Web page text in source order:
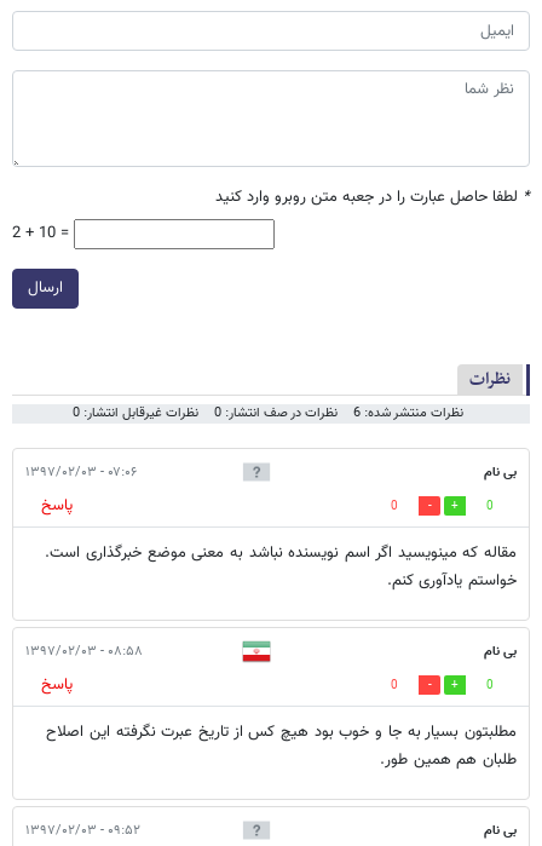
* لطفا حاصل عبارت را در جعبه متن روبرو وارد کنید
2 + 10 =
ارسال
نظرات
نظرات منتشر شده: 6 نظرات در صف انتشار: 0 نظرات غیرقابل انتشار: 0
بی نام ۰۷:۰۶ - ۱۳۹۷/۰۲/۰۳
0
0
پاسخ
مقاله که مینویسید اگر اسم نویسنده نباشد به معنی موضع خبرگذاری است.
خواستم یادآوری کنم.
بی نام ۰۸:۵۸ - ۱۳۹۷/۰۲/۰۳
0
0
پاسخ
مطلبتون بسيار به جا و خوب بود هيچ كس از تاريخ عبرت نگرفته اين اصلاح
طلبان هم همين طور.
بی نام ۰۹:۵۲ - ۱۳۹۷/۰۲/۰۳